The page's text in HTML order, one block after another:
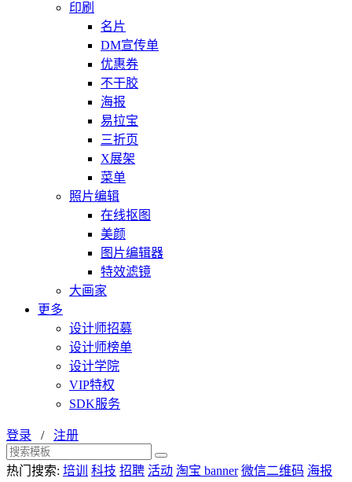
印刷
名片
DM宣传单
优惠券
不干胶
海报
易拉宝
三折页
X展架
菜单
照片编辑
在线抠图
美颜
图片编辑器
特效滤镜
大画家
更多
设计师招募
设计师榜单
设计学院
VIP特权
SDK服务
登录 / 注册
热门搜索: 培训 科技 招聘 活动 淘宝 banner 微信二维码 海报